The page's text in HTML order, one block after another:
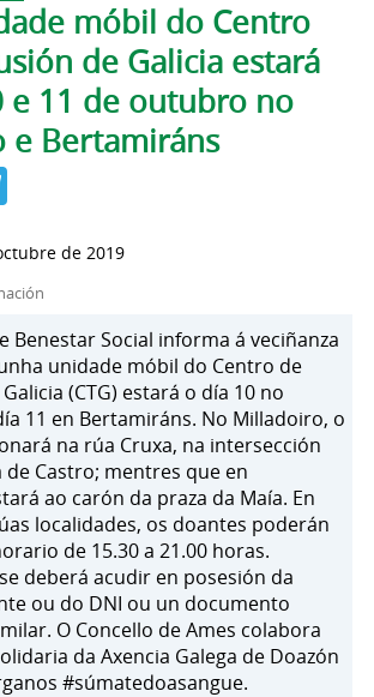
móbil do Centro
de Galicia estará
e 11 de outubro no
e Bertamiráns
Telegram
de 2019
Benestar Social informa á veciñanza
unidade móbil do Centro de
(CTG) estará o día 10 no
11 en Bertamiráns. No Milladoiro, o
na rúa Cruxa, na intersección
de Castro; mentres que en
ao carón da praza da Maía. En
localidades, os doantes poderán
de 15.30 a 21.00 horas.
deberá acudir en posesión da
ou do DNI ou un documento
O Concello de Ames colabora
da Axencia Galega de Doazón
#súmatedoasangue.